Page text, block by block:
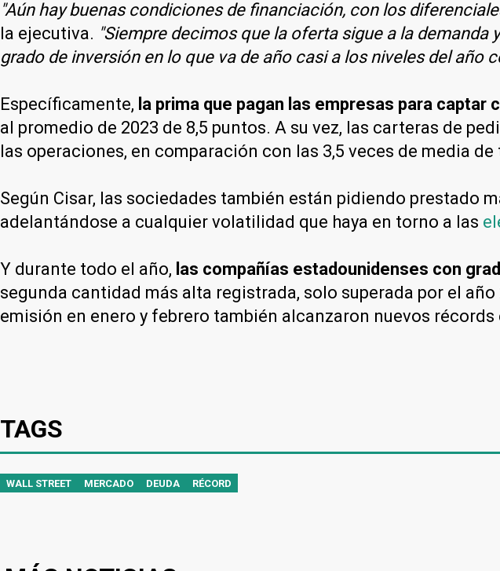
"Aún hay buenas condiciones de financiación, con los
la ejecutiva. "Siempre decimos que la oferta sigue a la
grado de inversión en lo que va de año casi a los niveles del año
Específicamente, la prima que pagan las empresas para
al promedio de 2023 de 8,5 puntos. A su vez, las carteras de
las operaciones, en comparación con las 3,5 veces de media
Según Cisar, las sociedades también están pidiendo prestado
adelantándose a cualquier volatilidad que haya en torno a las
Y durante todo el año, las compañías estadounidenses con
segunda cantidad más alta registrada, solo superada por el
emisión en enero y febrero también alcanzaron nuevos récords
TAGS
WALL STREET MERCADO DEUDA RÉCORD